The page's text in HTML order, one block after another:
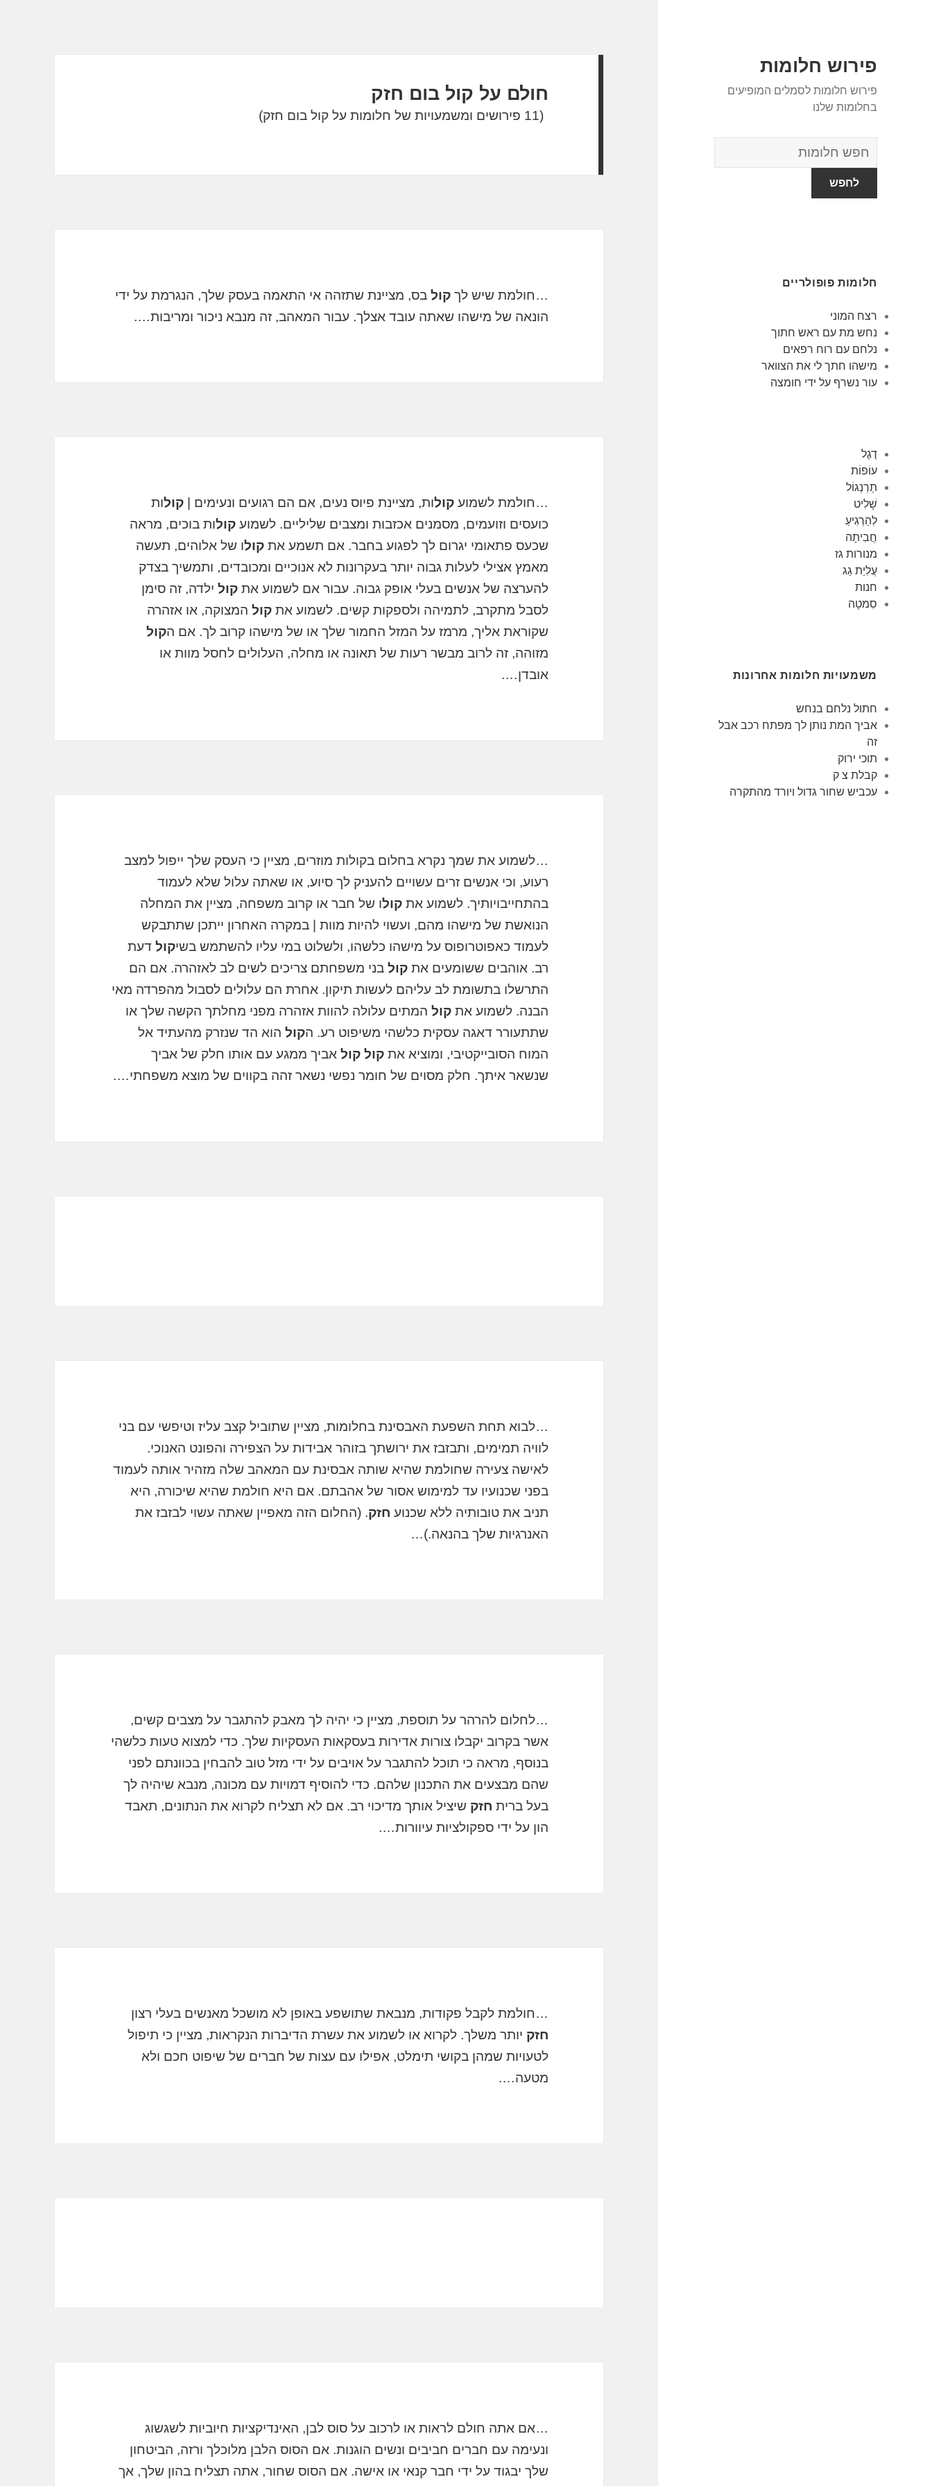
פירוש חלומות
פירוש חלומות לסמלים המופיעים
בחלומות שלנו
מילון
החלומות
חלומות פופולריים
רצח המוני
נחש מת עם ראש חתוך
נלחם עם רוח רפאים
מישהו חתך לי את הצוואר
עור נשרף על ידי חומצה
דֶגֶל
עוֹפוֹת
תַרְנְגוֹל
שָׁלִיט
לְהַרְגִיעַ
חֲבִיתָה
מנורות גז
עֲלִיַת גַג
חנות
סִמטָה
משמעויות חלומות אחרונות
חתול נלחם בנחש
אביך המת נותן לך מפתח רכב אבל
זה
תוכי ירוק
קבלת צ ק
עכביש שחור גדול ויורד מהתקרה
חולם על קול בום חזק
(11 פירושים ומשמעויות של חלומות על קול בום חזק)
…חולמת שיש לךקול בס, מציינת שתזהה אי התאמה בעסק שלך, הנגרמת על ידי
הונאה של מישהו שאתה עובד אצלך. עבור המאהב, זה מנבא ניכור ומריבות….
…חולמת לשמועקולות, מציינת פיוס נעים, אם הם רגועים ונעימים |קולות
כועסים וזועמים, מסמנים אכזבות ומצבים שליליים. לשמועקולות בוכים, מראה
שכעס פתאומי יגרום לך לפגוע בחבר. אם תשמע אתקולו של אלוהים, תעשה
מאמץ אצילי לעלות גבוה יותר בעקרונות לא אנוכיים ומכובדים, ותמשיך בצדק
להערצה של אנשים בעלי אופק גבוה. עבור אם לשמוע אתקול ילדה, זה סימן
לסבל מתקרב, לתמיהה ולספקות קשים. לשמוע אתקול המצוקה, או אזהרה
שקוראת אליך, מרמז על המזל החמור שלך או של מישהו קרוב לך. אם הקול
מזוהה, זה לרוב מבשר רעות של תאונה או מחלה, העלולים לחסל מוות או
אובדן….
…לשמוע את שמך נקרא בחלום בקולות מוזרים, מציין כי העסק שלך ייפול למצב
רעוע, וכי אנשים זרים עשויים להעניק לך סיוע, או שאתה עלול שלא לעמוד
בהתחייבויותיך. לשמוע אתקולו של חבר או קרוב משפחה, מציין את המחלה
הנואשת של מישהו מהם, ועשוי להיות מוות | במקרה האחרון ייתכן שתתבקש
לעמוד כאפוטרופוס על מישהו כלשהו, ​​ולשלוט במי עליו להשתמש בשיקול דעת
רב. אוהבים ששומעים אתקול בני משפחתם צריכים לשים לב לאזהרה. אם הם
התרשלו בתשומת לב עליהם לעשות תיקון. אחרת הם עלולים לסבול מהפרדה מאי
הבנה. לשמוע אתקול המתים עלולה להוות אזהרה מפני מחלתך הקשה שלך או
שתתעורר דאגה עסקית כלשהי משיפוט רע. הקול הוא הד שנזרק מהעתיד אל
המוח הסובייקטיבי, ומוציא אתקול קול אביך ממגע עם אותו חלק של אביך
שנשאר איתך. חלק מסוים של חומר נפשי נשאר זהה בקווים של מוצא משפחתי….
…לבוא תחת השפעת האבסינת בחלומות, מציין שתוביל קצב עליז וטיפשי עם בני
לוויה תמימים, ותבזבז את ירושתך בזוהר אבידות על הצפירה והפונט האנוכי.
לאישה צעירה שחולמת שהיא שותה אבסינת עם המאהב שלה מזהיר אותה לעמוד
בפני שכנועיו עד למימוש אסור של אהבתם. אם היא חולמת שהיא שיכורה, היא
תניב את טובותיה ללא שכנוע חזק. (החלום הזה מאפיין שאתה עשוי לבזבז את
האנרגיות שלך בהנאה.)…
…לחלום להרהר על תוספת, מציין כי יהיה לך מאבק להתגבר על מצבים קשים,
אשר בקרוב יקבלו צורות אדירות בעסקאות העסקיות שלך. כדי למצוא טעות כלשהי
בנוסף, מראה כי תוכל להתגבר על אויבים על ידי מזל טוב להבחין בכוונתם לפני
שהם מבצעים את התכנון שלהם. כדי להוסיף דמויות עם מכונה, מנבא שיהיה לך
בעל ברית חזק שיציל אותך מדיכוי רב. אם לא תצליח לקרוא את הנתונים, תאבד
הון על ידי ספקולציות עיוורות….
…חולמת לקבל פקודות, מנבאת שתושפע באופן לא מושכל מאנשים בעלי רצון
חזק יותר משלך. לקרוא או לשמוע את עשרת הדיברות הנקראות, מציין כי תיפול
לטעויות שמהן בקושי תימלט, אפילו עם עצות של חברים של שיפוט חכם ולא
מטעה….
…אם אתה חולם לראות או לרכוב על סוס לבן, האינדיקציות חיוביות לשגשוג
ונעימה עם חברים חביבים ונשים הוגנות. אם הסוס הלבן מלוכלך ורזה, הביטחון
שלך יבגוד על ידי חבר קנאי או אישה. אם הסוס שחור, אתה תצליח בהון שלך, אך